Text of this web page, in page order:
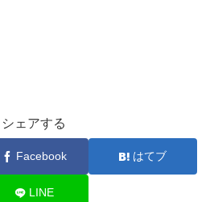
シェアする
Facebook はてブ
LINE